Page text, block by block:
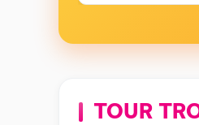
TOUR